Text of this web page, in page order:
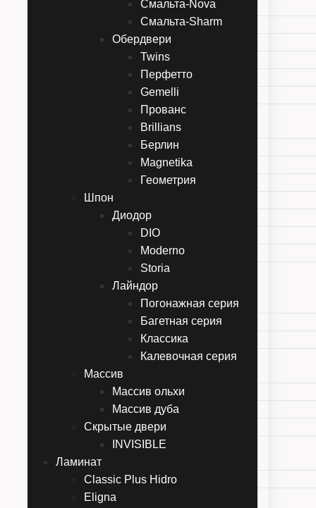
Смальта-Nova
Смальта-Sharm
Обердвери
Twins
Перфетто
Gemelli
Прованс
Brillians
Берлин
Magnetika
Геометрия
Шпон
Диодор
DIO
Moderno
Storia
Лайндор
Погонажная серия
Багетная серия
Классика
Калевочная серия
Массив
Массив ольхи
Массив дуба
Скрытые двери
INVISIBLE
Ламинат
Classic Plus Hidro
Eligna
Смальта-Bella
Смальта-Deco
Смальта-Galant
Смальта-Line
Смальта-Nova
Смальта-Sharm
Обердвери
Twins
Перфетто
Gemelli
Прованс
Берлин
Magnetika
Геометрия
Диодор
DIO
Moderno
Storia
Лайндор
Багетная серия
Классика
Калевочная серия
Массив
Массив ольхи
Массив дуба
Скрытые двери